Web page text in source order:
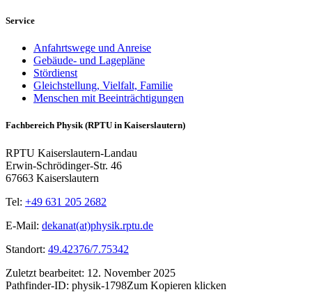
Service
Anfahrtswege und Anreise
Gebäude- und Lagepläne
Stördienst
Gleichstellung, Vielfalt, Familie
Menschen mit Beeinträchtigungen
Fachbereich Physik (RPTU in Kaiserslautern)
RPTU Kaiserslautern-Landau
Erwin-Schrödinger-Str. 46
67663 Kaiserslautern
Tel: +49 631 205 2682
E-Mail: dekanat(at)physik.rptu.de
Standort: 49.42376/7.75342
Zuletzt bearbeitet: 12. November 2025
Pathfinder-ID: physik-1798Zum Kopieren klicken